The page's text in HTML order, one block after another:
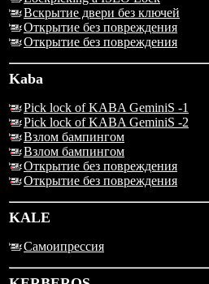
Вскрытие двери без ключей
Открытие без повреждения
Открытие без повреждения
Kaba
Pick lock of KABA GeminiS -1
Pick lock of KABA GeminiS -2
Взлом бампингом
Взлом бампингом
Открытие без повреждения
Открытие без повреждения
KALE
Самоипрессия